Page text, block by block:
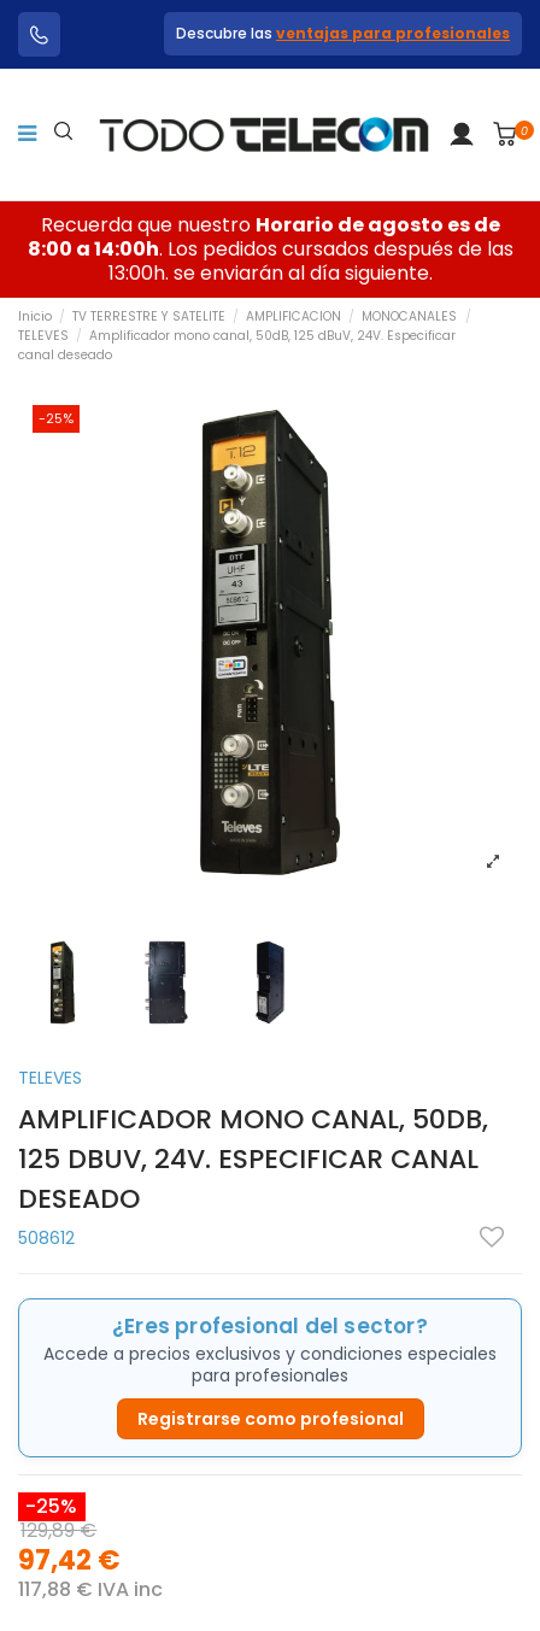
Descubre las ventajas para profesionales
0
Recuerda que nuestro Horario de agosto es de
8:00 a 14:00h. Los pedidos cursados después de las
13:00h. se enviarán al día siguiente.
Inicio TV TERRESTRE Y SATELITE AMPLIFICACION
MONOCANALES
TELEVES
Amplificador mono canal, 50dB, 125 dBuV, 24V. Especificar
canal deseado
-25%
TELEVES
AMPLIFICADOR MONO CANAL, 50DB,
125 DBUV, 24V. ESPECIFICAR CANAL
DESEADO
508612
¿Eres profesional del sector?
Accede a precios exclusivos y condiciones especiales
para profesionales
Registrarse como profesional
-25%
129,89 €
97,42 €
117,88 € IVA inc